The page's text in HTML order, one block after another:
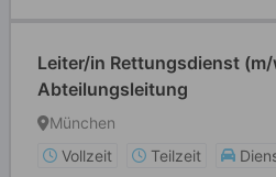
Leiter/in Rettungsdienst
Abteilungsleitung
München
Vollzeit
Teilzeit